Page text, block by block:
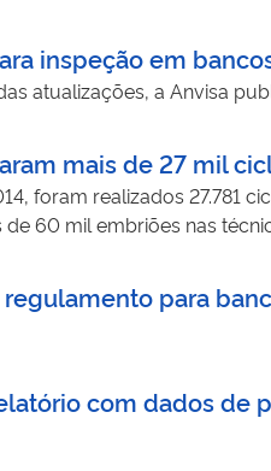
inspeção em
atualizações, a Anvisa
mais de 27 mil
foram realizados 27.781
60 mil embriões nas
para
com dados de